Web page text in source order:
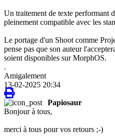
Un traitement de texte performant
pleinement compatible avec les
Le portage d'un Shoot comme
pense pas que son auteur
soient disponibles sur MorphOS.
.
Amigalement
13-02-2025 20:34
Papiosaur
Bonjour à tous,
merci à tous pour vos retours ;-)